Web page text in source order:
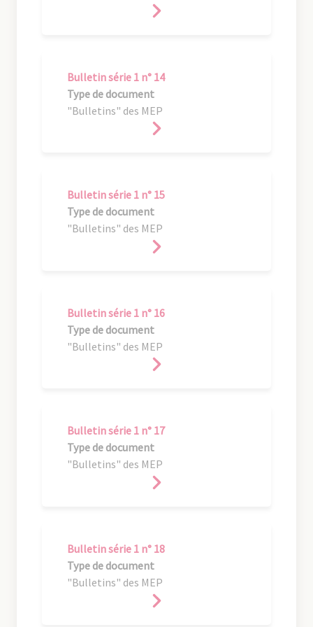
Bulletin série 1 n° 14
Type de document
"Bulletins" des MEP
Bulletin série 1 n° 15
Type de document
"Bulletins" des MEP
Bulletin série 1 n° 16
Type de document
"Bulletins" des MEP
Bulletin série 1 n° 17
Type de document
"Bulletins" des MEP
Bulletin série 1 n° 18
Type de document
"Bulletins" des MEP